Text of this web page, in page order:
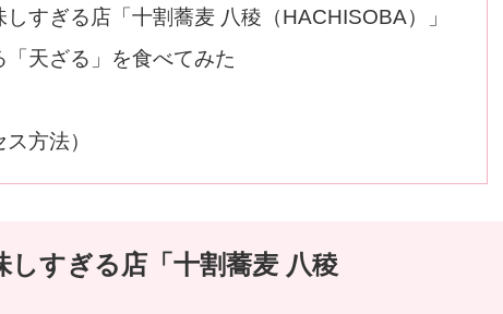
すぎる店「十割蕎麦 八稜（HACHISOBA）」
天ざる」を食べてみた
方法）
すぎる店「十割蕎麦 八稜